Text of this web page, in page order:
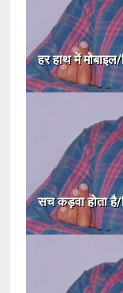
हर हाथ में
सच कड़वा होता